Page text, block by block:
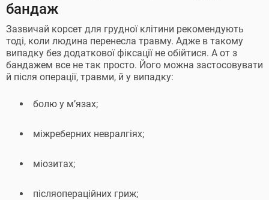
бандаж
Зазвичай корсет для грудної клітини рекомендують
тоді, коли людина перенесла травму. Адже в такому
випадку без додаткової фіксації не обійтися. А от з
бандажем все не так просто. Його можна застосовувати
й після операції, травми, й у випадку:
болю у м’язах;
міжреберних невралгіях;
міозитах;
післяопераційних гриж;